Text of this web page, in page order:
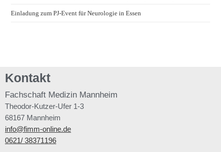
Einladung zum PJ-Event für Neurologie in Essen
Kontakt
Fachschaft Medizin Mannheim
Theodor-Kutzer-Ufer 1-3
68167 Mannheim
info@fimm-online.de
0621/ 38371196